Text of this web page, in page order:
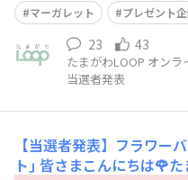
マーガレット
プレゼント
23 43
たまがわLOOP オンラ
当選者発表
【当選者発表】フラワー
ト｣ 皆さまこんにちは🌹